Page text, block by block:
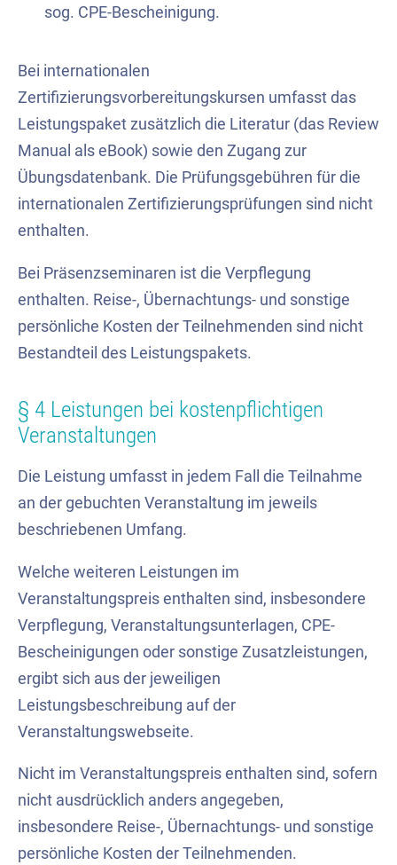
sog. CPE-Bescheinigung.
Bei internationalen
Zertifizierungsvorbereitungskursen umfasst das
Leistungspaket zusätzlich die Literatur (das Review
Manual als eBook) sowie den Zugang zur
Übungsdatenbank. Die Prüfungsgebühren für die
internationalen Zertifizierungsprüfungen sind nicht
enthalten.
Bei Präsenzseminaren ist die Verpflegung
enthalten. Reise-, Übernachtungs- und sonstige
persönliche Kosten der Teilnehmenden sind nicht
Bestandteil des Leistungspakets.
§ 4 Leistungen bei kostenpflichtigen
Veranstaltungen
Die Leistung umfasst in jedem Fall die Teilnahme
an der gebuchten Veranstaltung im jeweils
beschriebenen Umfang.
Welche weiteren Leistungen im
Veranstaltungspreis enthalten sind, insbesondere
Verpflegung, Veranstaltungsunterlagen, CPE-
Bescheinigungen oder sonstige Zusatzleistungen,
ergibt sich aus der jeweiligen
Leistungsbeschreibung auf der
Veranstaltungswebseite.
Nicht im Veranstaltungspreis enthalten sind, sofern
nicht ausdrücklich anders angegeben,
insbesondere Reise-, Übernachtungs- und sonstige
persönliche Kosten der Teilnehmenden.